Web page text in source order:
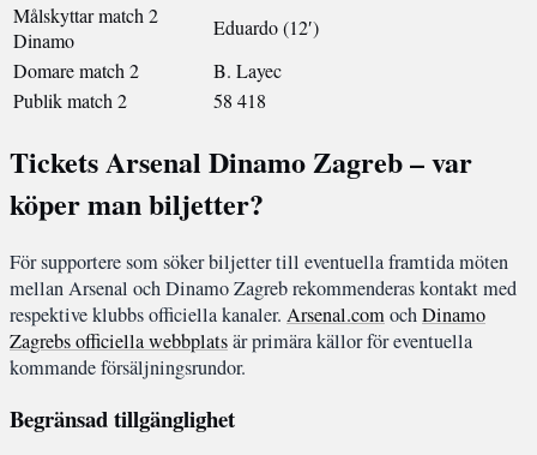
Målskyttar match 2
Dinamo
Eduardo (12′)
Domare match 2
B. Layec
Publik match 2
58 418
Tickets Arsenal Dinamo Zagreb – var
köper man biljetter?
För supportere som söker biljetter till eventuella framtida möten
mellan Arsenal och Dinamo Zagreb rekommenderas kontakt med
respektive klubbs officiella kanaler. Arsenal.comochDinamo
Zagrebs officiella webbplatsär primära källor för eventuella
kommande försäljningsrundor.
Begränsad tillgänglighet